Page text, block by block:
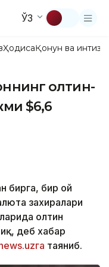
ЎЗ
ҲодисаҚонун ва
олтин-
$6,6
бирга, бир ой
захиралари
олтин
деб хабар
таяниб.